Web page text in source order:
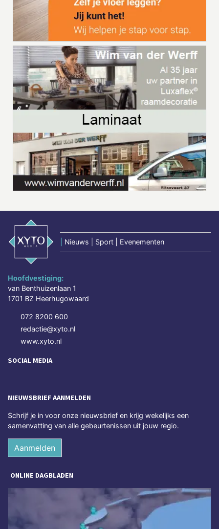
Nieuws | Sport | Evenementen
Hoofdvestiging:
van Benthuizenlaan 1
1701 BZ Heerhugowaard
072 8200 600
redactie@xyto.nl
www.xyto.nl
SOCIAL MEDIA
NIEUWSBRIEF AANMELDEN
Schrijf je in voor onze nieuwsbrief en krijg wekelijks een
samenvatting van alle gebeurtenissen uit jouw regio.
Aanmelden
ONLINE DAGBLADEN